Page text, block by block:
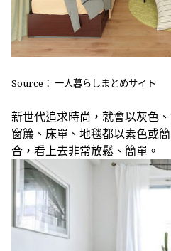
Source： 一人暮らしまとめサイト
新世代追求時尚，就會以灰色
窗簾、床單、地毯都以素色或
合， 看上去非常放鬆、簡單。